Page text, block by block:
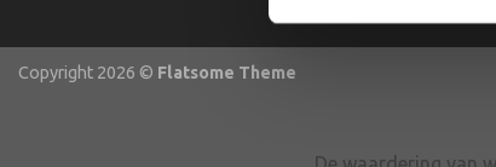
Copyright 2026 © Flatsome Theme